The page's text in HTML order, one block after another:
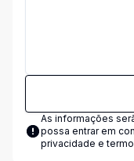
As informações
possa entrar em
privacidade e